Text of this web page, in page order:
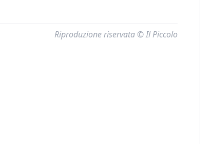
Riproduzione riservata © Il Piccolo